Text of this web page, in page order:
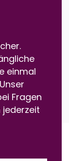
einmal
Fragen